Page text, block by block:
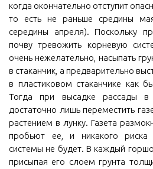
когда окончательно отступит
то есть не раньше средины
середины апреля). Поскольку
почву тревожить корневую
очень нежелательно, насыпать
в стаканчик, а предварительно
в пластиковом стаканчике как
Тогда при высадке рассады в
достаточно лишь переместить
растением в лунку. Газета
пробьют ее, и никакого риска
системы не будет. В каждый
присыпая его слоем грунта